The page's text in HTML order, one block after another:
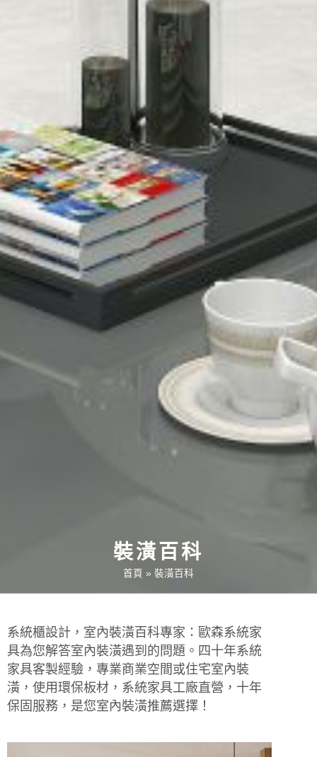
裝潢百科
首頁 » 裝潢百科
系統櫃設計，室內裝潢百科專家：歐森系統家
具為您解答室內裝潢遇到的問題。四十年系統
家具客製經驗，專業商業空間或住宅室內裝
潢，使用環保板材，系統家具工廠直營，十年
保固服務，是您室內裝潢推薦選擇！